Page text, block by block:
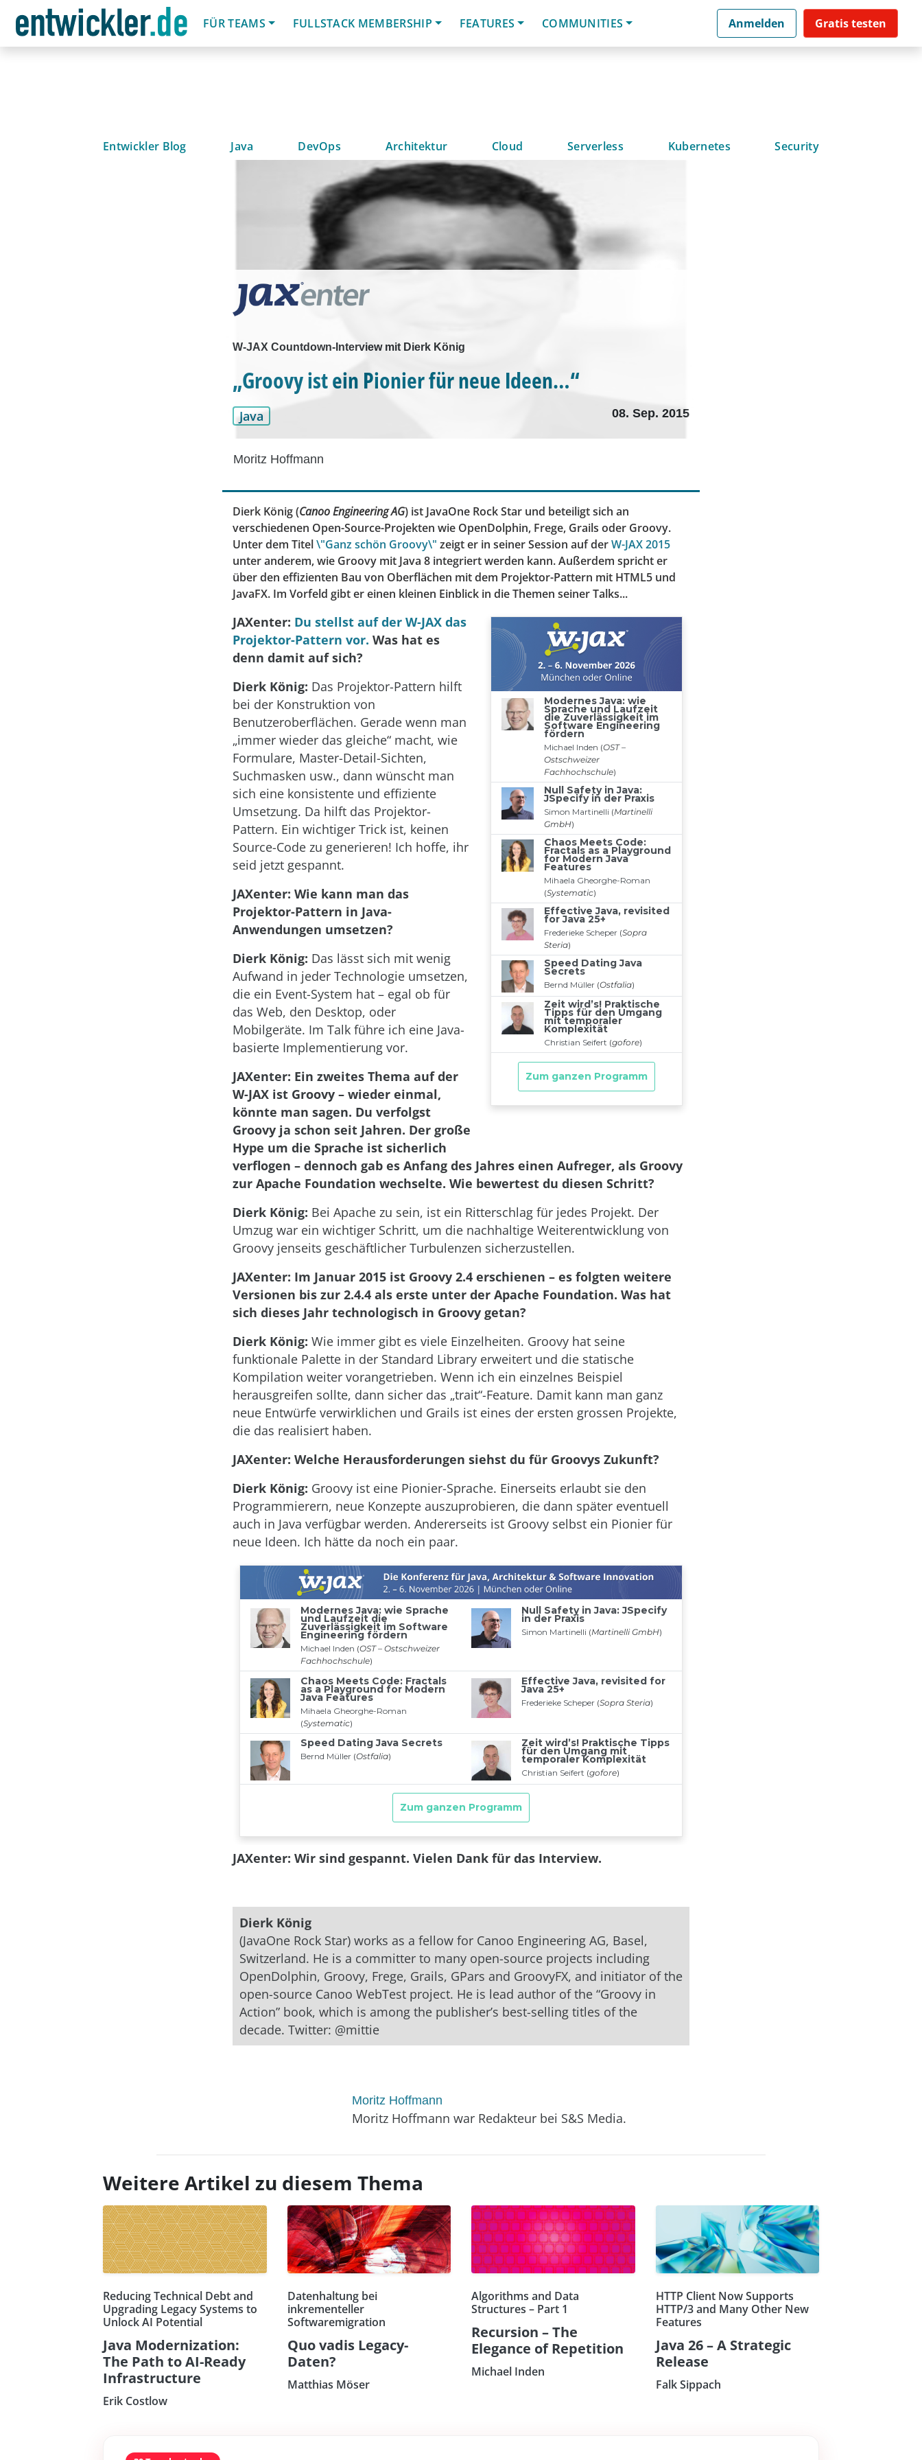
FÜR TEAMS
FULLSTACK MEMBERSHIP FEATURES COMMUNITIES Anmelden Gratis testen
Entwickler Blog Java DevOps Architektur Cloud Serverless Kubernetes Security
W-JAX Countdown-Interview mit Dierk König
„Groovy ist ein Pionier für neue Ideen…“
Java 08. Sep. 2015
Moritz Hoffmann
Dierk König (Canoo Engineering AG) ist JavaOne Rock Star und beteiligt sich an
verschiedenen Open-Source-Projekten wie OpenDolphin, Frege, Grails oder Groovy.
Unter dem Titel\"Ganz schön Groovy\" zeigt er in seiner Session auf derW-JAX 2015
unter anderem, wie Groovy mit Java 8 integriert werden kann. Außerdem spricht er
über den effizienten Bau von Oberflächen mit dem Projektor-Pattern mit HTML5 und
JavaFX. Im Vorfeld gibt er einen kleinen Einblick in die Themen seiner Talks...
JAXenter: Du stellst auf der W-JAX das
Projektor-Pattern vor. Was hat es
denn damit auf sich?
Dierk König: Das Projektor-Pattern hilft
bei der Konstruktion von
Benutzeroberflächen. Gerade wenn man
„immer wieder das gleiche“ macht, wie
Formulare, Master-Detail-Sichten,
Suchmasken usw., dann wünscht man
sich eine konsistente und effiziente
Umsetzung. Da hilft das Projektor-
Pattern. Ein wichtiger Trick ist, keinen
Source-Code zu generieren! Ich hoffe, ihr
seid jetzt gespannt.
JAXenter: Wie kann man das
Projektor-Pattern in Java-
Anwendungen umsetzen?
Dierk König: Das lässt sich mit wenig
Aufwand in jeder Technologie umsetzen,
die ein Event-System hat – egal ob für
das Web, den Desktop, oder
Mobilgeräte. Im Talk führe ich eine Java-
basierte Implementierung vor.
JAXenter: Ein zweites Thema auf der
W-JAX ist Groovy – wieder einmal,
könnte man sagen. Du verfolgst
Groovy ja schon seit Jahren. Der große
Hype um die Sprache ist sicherlich
verflogen – dennoch gab es Anfang des Jahres einen Aufreger, als Groovy
zur Apache Foundation wechselte. Wie bewertest du diesen Schritt?
Dierk König: Bei Apache zu sein, ist ein Ritterschlag für jedes Projekt. Der
Umzug war ein wichtiger Schritt, um die nachhaltige Weiterentwicklung von
Groovy jenseits geschäftlicher Turbulenzen sicherzustellen.
JAXenter: Im Januar 2015 ist Groovy 2.4 erschienen – es folgten weitere
Versionen bis zur 2.4.4 als erste unter der Apache Foundation. Was hat
sich dieses Jahr technologisch in Groovy getan?
Dierk König: Wie immer gibt es viele Einzelheiten. Groovy hat seine
funktionale Palette in der Standard Library erweitert und die statische
Kompilation weiter vorangetrieben. Wenn ich ein einzelnes Beispiel
herausgreifen sollte, dann sicher das „trait“-Feature. Damit kann man ganz
neue Entwürfe verwirklichen und Grails ist eines der ersten grossen Projekte,
die das realisiert haben.
JAXenter: Welche Herausforderungen siehst du für Groovys Zukunft?
Dierk König: Groovy ist eine Pionier-Sprache. Einerseits erlaubt sie den
Programmierern, neue Konzepte auszuprobieren, die dann später eventuell
auch in Java verfügbar werden. Andererseits ist Groovy selbst ein Pionier für
neue Ideen. Ich hätte da noch ein paar.
JAXenter: Wir sind gespannt. Vielen Dank für das Interview.
Dierk König
(JavaOne Rock Star) works as a fellow for Canoo Engineering AG, Basel,
Switzerland. He is a committer to many open-source projects including
OpenDolphin, Groovy, Frege, Grails, GPars and GroovyFX, and initiator of the
open-source Canoo WebTest project. He is lead author of the “Groovy in
Action” book, which is among the publisher’s best-selling titles of the
decade. Twitter: @mittie
Moritz Hoffmann
Moritz Hoffmann war Redakteur bei S&S Media.
Weitere Artikel zu diesem Thema
Reducing Technical Debt and
Upgrading Legacy Systems to
Unlock AI Potential
Java Modernization:
The Path to AI-Ready
Infrastructure
Erik Costlow
Datenhaltung bei
inkrementeller
Softwaremigration
Quo vadis Legacy-
Daten?
Matthias Möser
Algorithms and Data
Structures – Part 1
Recursion – The
Elegance of Repetition
Michael Inden
HTTP Client Now Supports
HTTP/3 and Many Other New
Features
Java 26 – A Strategic
Release
Falk Sippach